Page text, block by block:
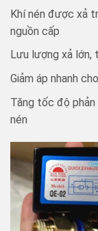
Khí nén được xả
nguồn cấp
Lưu lượng xả lớn,
Giảm áp nhanh
Tăng tốc độ
nén